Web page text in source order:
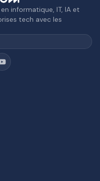
informatique, IT, IA et
tech avec les